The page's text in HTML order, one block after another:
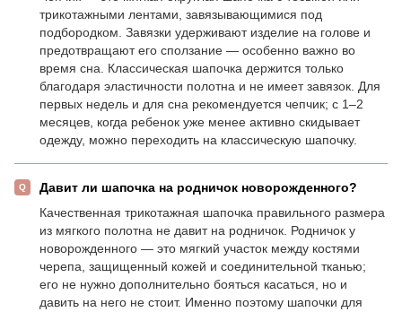
трикотажными лентами, завязывающимися под
подбородком. Завязки удерживают изделие на голове и
предотвращают его сползание — особенно важно во
время сна. Классическая шапочка держится только
благодаря эластичности полотна и не имеет завязок. Для
первых недель и для сна рекомендуется чепчик; с 1–2
месяцев, когда ребенок уже менее активно скидывает
одежду, можно переходить на классическую шапочку.
Давит ли шапочка на родничок новорожденного?
Качественная трикотажная шапочка правильного размера
из мягкого полотна не давит на родничок. Родничок у
новорожденного — это мягкий участок между костями
черепа, защищенный кожей и соединительной тканью;
его не нужно дополнительно бояться касаться, но и
давить на него не стоит. Именно поэтому шапочки для